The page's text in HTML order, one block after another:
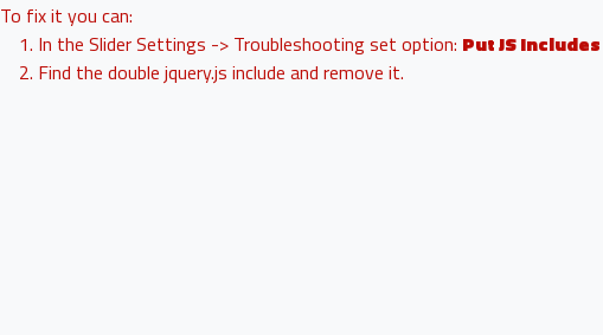
To fix it you can:
1. In the Slider Settings -> Troubleshooting set option: Put JS
2. Find the double jquery.js include and remove it.